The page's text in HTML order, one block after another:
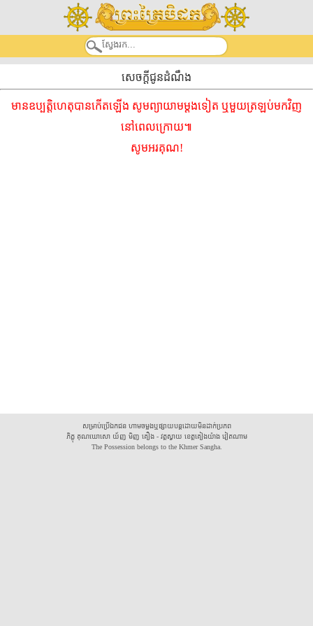
សេចក្តីជូនដំណឹង
មានឧប្បត្តិហេតុបានកើតឡើង សូមព្យាយាមម្ដងទៀត ឬមួយត្រឡប់មកវិញ
នៅពេលក្រោយ៕
សូមអរគុណ!
សម្រាប់ប្រើឯកជន ហាមចម្លងឬផ្សាយបន្តដោយមិនដាក់ប្រភព
ភិក្ខុ គុណឃោសោ យ័ញ មិញ គឿង - វត្តស្វាយ ខេត្តគៀងយ៉ាង វៀតណាម
The Possession belongs to the Khmer Sangha.